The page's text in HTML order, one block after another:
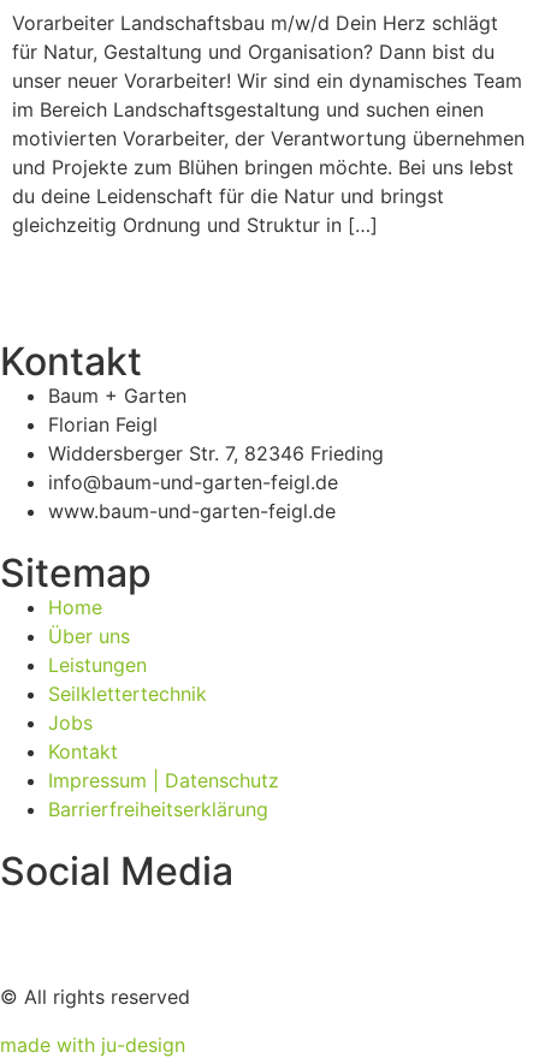
Vorarbeiter Landschaftsbau m/w/d Dein Herz schlägt
für Natur, Gestaltung und Organisation? Dann bist du
unser neuer Vorarbeiter! Wir sind ein dynamisches Team
im Bereich Landschaftsgestaltung und suchen einen
motivierten Vorarbeiter, der Verantwortung übernehmen
und Projekte zum Blühen bringen möchte. Bei uns lebst
du deine Leidenschaft für die Natur und bringst
gleichzeitig Ordnung und Struktur in […]
Kontakt
Baum + Garten
Florian Feigl
Widdersberger Str. 7, 82346 Frieding
info@baum-und-garten-feigl.de
www.baum-und-garten-feigl.de
Sitemap
Home
Über uns
Leistungen
Seilklettertechnik
Jobs
Kontakt
Impressum | Datenschutz
Barrierfreiheitserklärung
Social Media
© All rights reserved
made with ju-design